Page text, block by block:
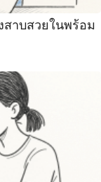
าบสวยในพร้อม